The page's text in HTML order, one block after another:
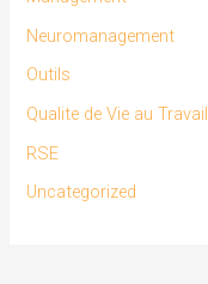
Neuromanagement
Outils
Qualite de Vie au Travail
RSE
Uncategorized